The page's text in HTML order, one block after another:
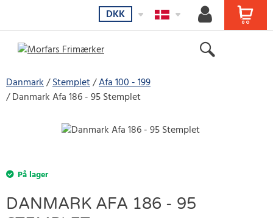
DKK
Danmark Stemplet Afa 100 - 199
Danmark Afa 186 - 95 Stemplet
På lager
DANMARK AFA 186 - 95